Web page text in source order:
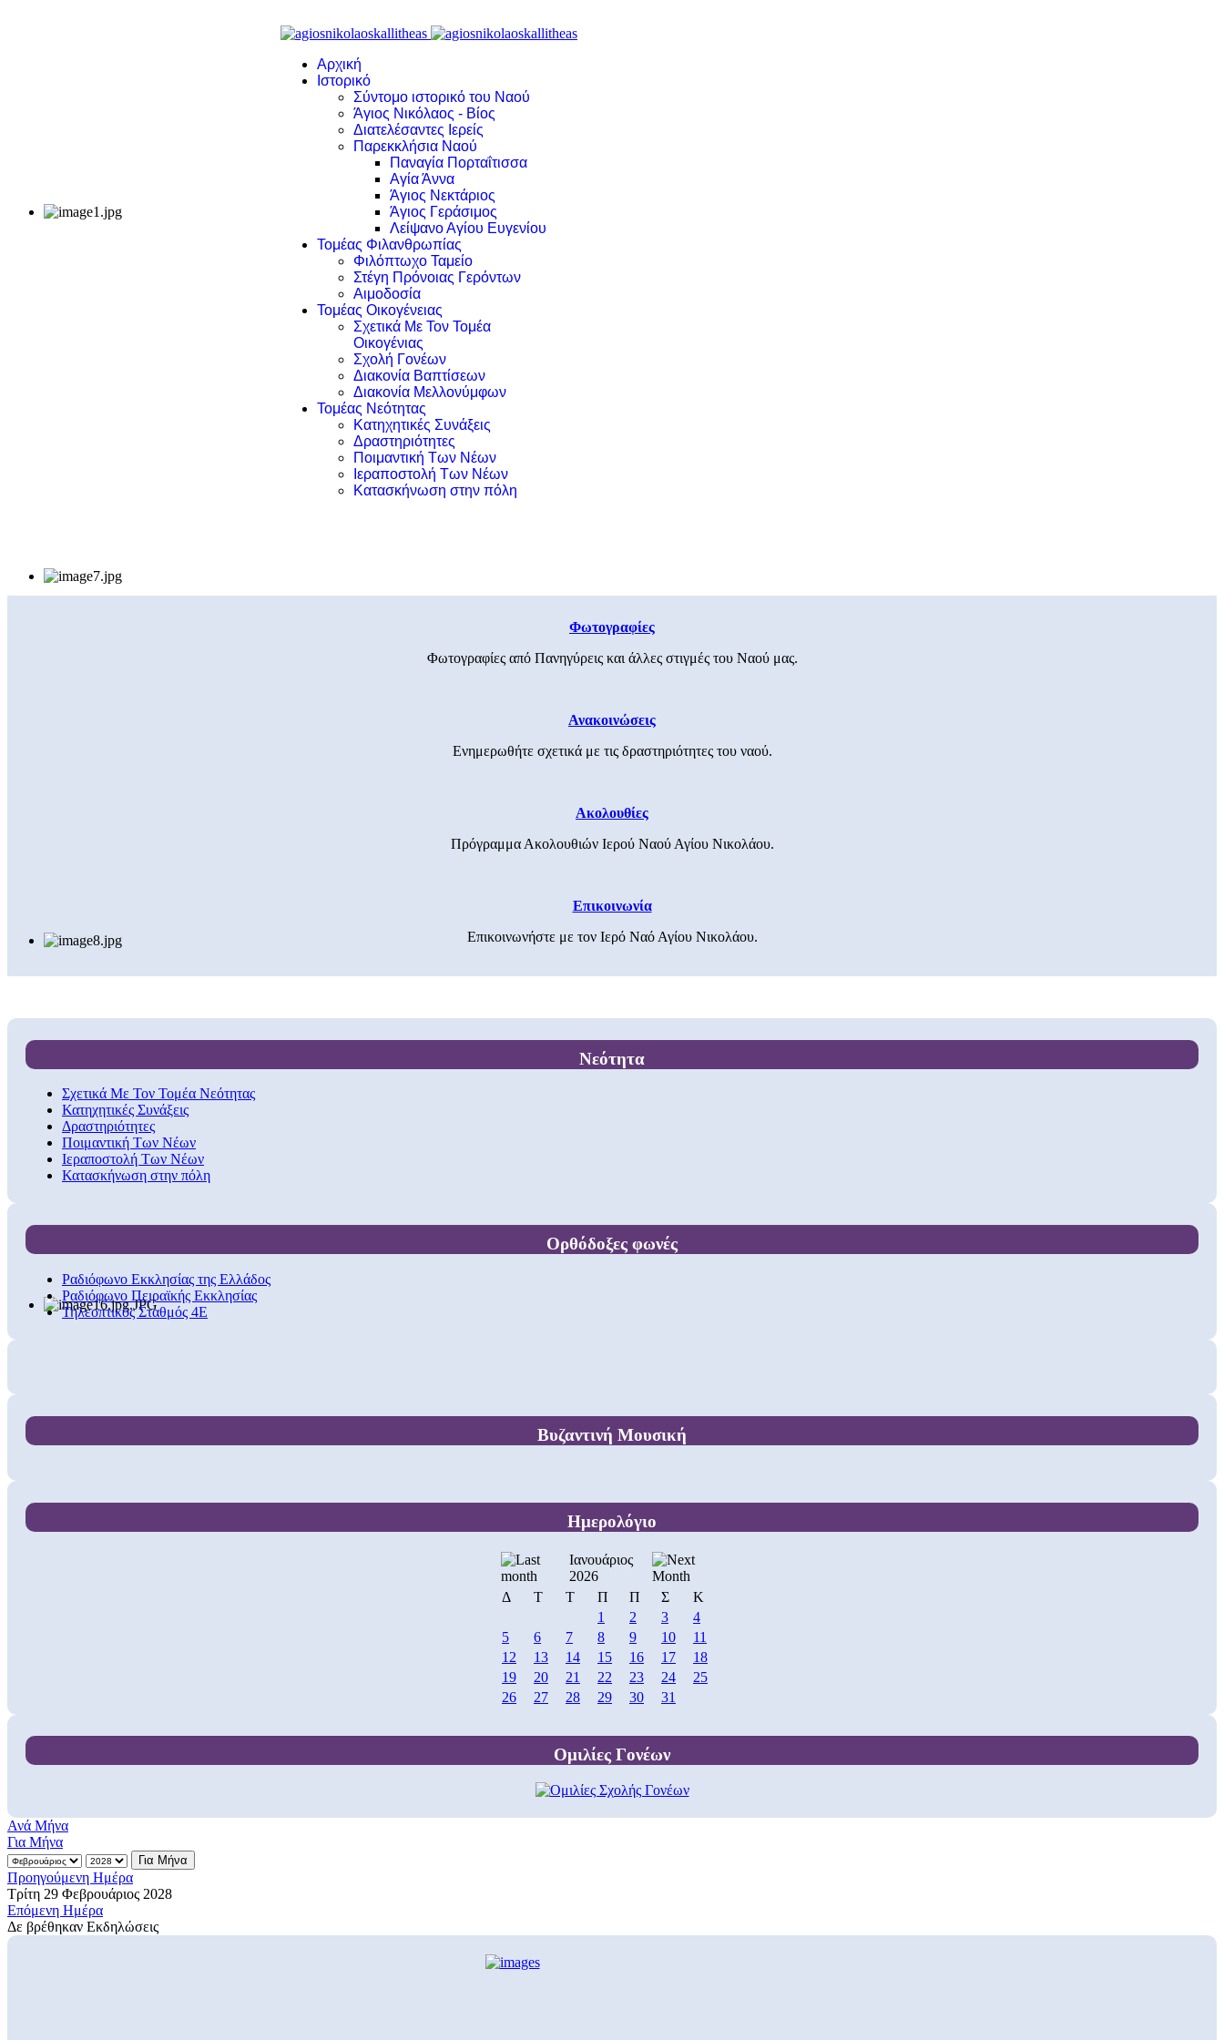
Αρχική
Ιστορικό
Σύντομο ιστορικό του Ναού
Άγιος Νικόλαος - Βίος
Διατελέσαντες Ιερείς
Παρεκκλήσια Ναού
Παναγία Πορταΐτισσα
Αγία Άννα
Άγιος Νεκτάριος
Άγιος Γεράσιμος
Λείψανο Αγίου Ευγενίου
Τομέας Φιλανθρωπίας
Φιλόπτωχο Ταμείο
Στέγη Πρόνοιας Γερόντων
Αιμοδοσία
Τομέας Οικογένειας
Σχετικά Με Τον Τομέα
Οικογένιας
Σχολή Γονέων
Διακονία Βαπτίσεων
Διακονία Μελλονύμφων
Τομέας Νεότητας
Κατηχητικές Συνάξεις
Δραστηριότητες
Ποιμαντική Των Νέων
Ιεραποστολή Των Νέων
Κατασκήνωση στην πόλη
Φωτογραφίες
Φωτογραφίες από Πανηγύρεις και άλλες στιγμές του Ναού μας.
Ανακοινώσεις
Ενημερωθήτε σχετικά με τις δραστηριότητες του ναού.
Ακολουθίες
Πρόγραμμα Ακολουθιών Ιερού Ναού Αγίου Νικολάου.
Επικοινωνία
Επικοινωνήστε με τον Ιερό Ναό Αγίου Νικολάου.
Νεότητα
Σχετικά Με Τον Τομέα Νεότητας
Κατηχητικές Συνάξεις
Δραστηριότητες
Ποιμαντική Των Νέων
Ιεραποστολή Των Νέων
Κατασκήνωση στην πόλη
Ορθόδοξες φωνές
Ραδιόφωνο Εκκλησίας της Ελλάδος
Ραδιόφωνο Πειραϊκής Εκκλησίας
Τηλεοπτικός Σταθμός 4Ε
Βυζαντινή Μουσική
Ημερολόγιο
Ιανουάριος
2026
Δ
Τ Τ Π Π Σ
Κ
1
2 3
4
5
6 7 8 9 10
11
12
13 14 15 16 17
18
19
20 21 22 23 24
25
26
27 28 29 30 31
Ομιλίες Γονέων
Ανά Μήνα
Για Μήνα
Για Μήνα
Προηγούμενη Ημέρα
Τρίτη 29 Φεβρουάριος 2028
Επόμενη Ημέρα
Δε βρέθηκαν Εκδηλώσεις